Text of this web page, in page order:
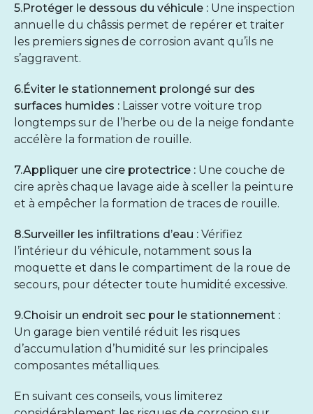
5.Protéger le dessous du véhicule : Une inspection
annuelle du châssis permet de repérer et traiter
les premiers signes de corrosion avant qu’ils ne
s’aggravent.
6.Éviter le stationnement prolongé sur des
surfaces humides : Laisser votre voiture trop
longtemps sur de l’herbe ou de la neige fondante
accélère la formation de rouille.
7.Appliquer une cire protectrice : Une couche de
cire après chaque lavage aide à sceller la peinture
et à empêcher la formation de traces de rouille.
8.Surveiller les infiltrations d’eau : Vérifiez
l’intérieur du véhicule, notamment sous la
moquette et dans le compartiment de la roue de
secours, pour détecter toute humidité excessive.
9.Choisir un endroit sec pour le stationnement :
Un garage bien ventilé réduit les risques
d’accumulation d’humidité sur les principales
composantes métalliques.
En suivant ces conseils, vous limiterez